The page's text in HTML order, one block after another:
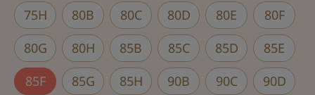
75H
80B 80C 80D 80E
80F
80G
80H 85B 85C 85D
85E
85F
85G 85H 90B 90C
90D